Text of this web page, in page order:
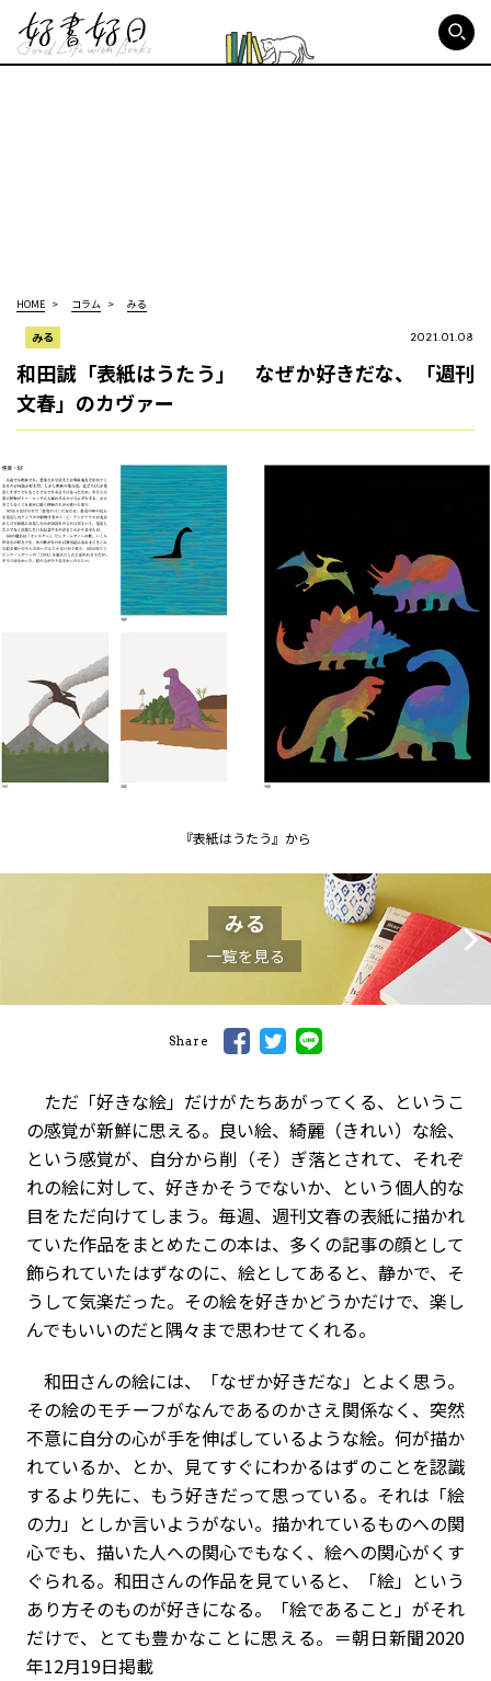
HOME コラム みる
みる 2021.01.08
和田誠「表紙はうたう」 なぜか好きだな、「週刊
文春」のカヴァー
『表紙はうたう』から
みる
一覧を見る
Share
ただ「好きな絵」だけがたちあがってくる、というこ
の感覚が新鮮に思える。良い絵、綺麗（きれい）な絵、
という感覚が、自分から削（そ）ぎ落とされて、それぞ
れの絵に対して、好きかそうでないか、という個人的な
目をただ向けてしまう。毎週、週刊文春の表紙に描かれ
ていた作品をまとめたこの本は、多くの記事の顔として
飾られていたはずなのに、絵としてあると、静かで、そ
うして気楽だった。その絵を好きかどうかだけで、楽し
んでもいいのだと隅々まで思わせてくれる。
和田さんの絵には、「なぜか好きだな」とよく思う。
その絵のモチーフがなんであるのかさえ関係なく、突然
不意に自分の心が手を伸ばしているような絵。何が描か
れているか、とか、見てすぐにわかるはずのことを認識
するより先に、もう好きだって思っている。それは「絵
の力」としか言いようがない。描かれているものへの関
心でも、描いた人への関心でもなく、絵への関心がくす
ぐられる。和田さんの作品を見ていると、「絵」という
あり方そのものが好きになる。「絵であること」がそれ
だけで、とても豊かなことに思える。 ＝朝日新聞2020
年12月19日掲載